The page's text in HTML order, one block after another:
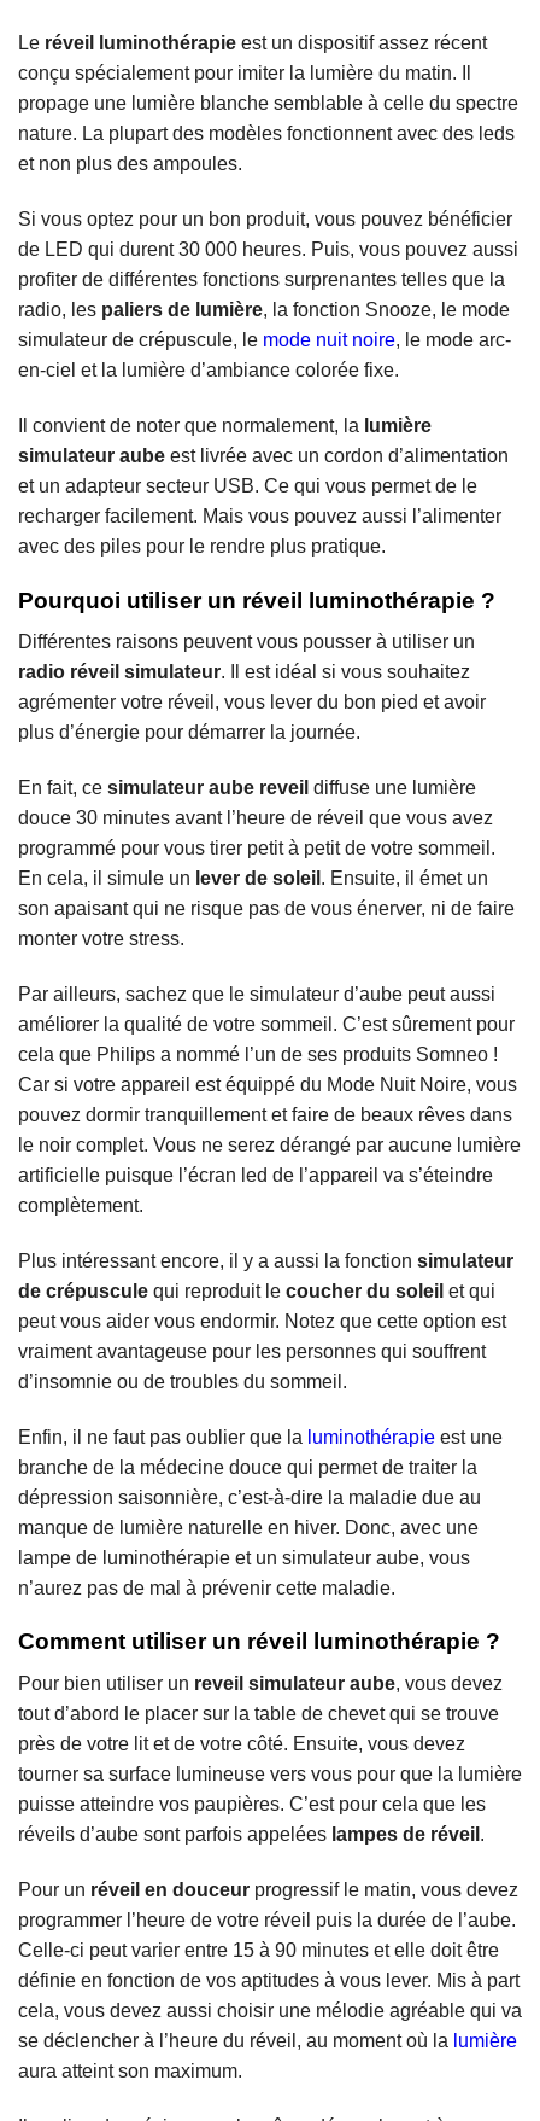
Le réveil luminothérapie est un dispositif assez récent
conçu spécialement pour imiter la lumière du matin. Il
propage une lumière blanche semblable à celle du spectre
nature. La plupart des modèles fonctionnent avec des leds
et non plus des ampoules.
Si vous optez pour un bon produit, vous pouvez bénéficier
de LED qui durent 30 000 heures. Puis, vous pouvez aussi
profiter de différentes fonctions surprenantes telles que la
radio, les paliers de lumière, la fonction Snooze, le mode
simulateur de crépuscule, le mode nuit noire, le mode arc-
en-ciel et la lumière d’ambiance colorée fixe.
Il convient de noter que normalement, la lumière
simulateur aube est livrée avec un cordon d’alimentation
et un adapteur secteur USB. Ce qui vous permet de le
recharger facilement. Mais vous pouvez aussi l’alimenter
avec des piles pour le rendre plus pratique.
Pourquoi utiliser un réveil luminothérapie ?
Différentes raisons peuvent vous pousser à utiliser un
radio réveil simulateur. Il est idéal si vous souhaitez
agrémenter votre réveil, vous lever du bon pied et avoir
plus d’énergie pour démarrer la journée.
En fait, ce simulateur aube reveil diffuse une lumière
douce 30 minutes avant l’heure de réveil que vous avez
programmé pour vous tirer petit à petit de votre sommeil.
En cela, il simule un lever de soleil . Ensuite, il émet un
son apaisant qui ne risque pas de vous énerver, ni de faire
monter votre stress.
Par ailleurs, sachez que le simulateur d’aube peut aussi
améliorer la qualité de votre sommeil. C’est sûrement pour
cela que Philips a nommé l’un de ses produits Somneo !
Car si votre appareil est équippé du Mode Nuit Noire, vous
pouvez dormir tranquillement et faire de beaux rêves dans
le noir complet. Vous ne serez dérangé par aucune lumière
artificielle puisque l’écran led de l’appareil va s’éteindre
complètement.
Plus intéressant encore, il y a aussi la fonction simulateur
de crépuscule qui reproduit le coucher du soleil et qui
peut vous aider vous endormir. Notez que cette option est
vraiment avantageuse pour les personnes qui souffrent
d’insomnie ou de troubles du sommeil.
Enfin, il ne faut pas oublier que la luminothérapie est une
branche de la médecine douce qui permet de traiter la
dépression saisonnière, c’est-à-dire la maladie due au
manque de lumière naturelle en hiver. Donc, avec une
lampe de luminothérapie et un simulateur aube, vous
n’aurez pas de mal à prévenir cette maladie.
Comment utiliser un réveil luminothérapie ?
Pour bien utiliser un reveil simulateur aube, vous devez
tout d’abord le placer sur la table de chevet qui se trouve
près de votre lit et de votre côté. Ensuite, vous devez
tourner sa surface lumineuse vers vous pour que la lumière
puisse atteindre vos paupières. C’est pour cela que les
réveils d’aube sont parfois appelées lampes de réveil .
Pour un réveil en douceur progressif le matin, vous devez
programmer l’heure de votre réveil puis la durée de l’aube.
Celle-ci peut varier entre 15 à 90 minutes et elle doit être
définie en fonction de vos aptitudes à vous lever. Mis à part
cela, vous devez aussi choisir une mélodie agréable qui va
se déclencher à l’heure du réveil, au moment où la lumière
aura atteint son maximum.